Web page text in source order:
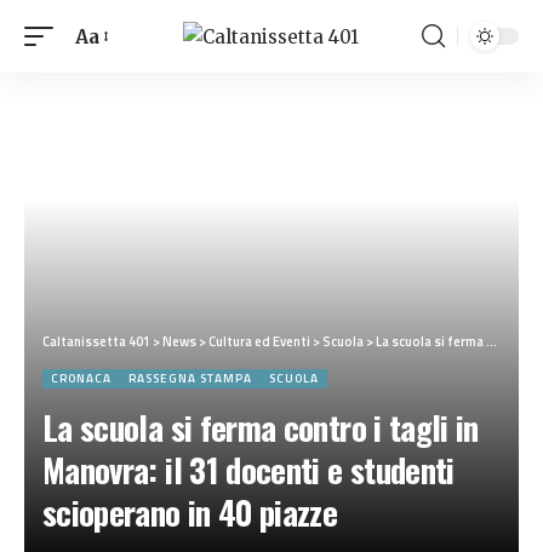
Aa
Caltanissetta 401 >News>Cultura ed Eventi >Scuola>La scuola si ferma contro i tagli in Manovra: il 31 docenti e studenti scioperano in 40 piazze
CRONACA RASSEGNA STAMPA SCUOLA
La scuola si ferma contro i tagli in
Manovra: il 31 docenti e studenti
scioperano in 40 piazze